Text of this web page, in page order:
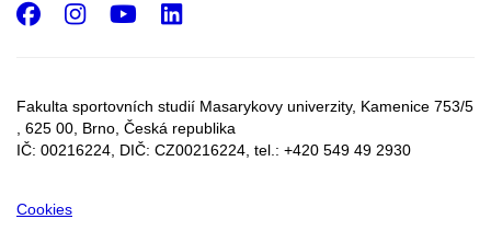
Laboratoře FSpS
Fakulta sportovních studií Masarykovy univerzity, Kamenice 753/5​
, 625 00, Brno, Česká republika
IČ: 00216224, DIČ: CZ00216224, tel.: +420 549 49 2930
Cookies
Facebook
Instagram
Youtube